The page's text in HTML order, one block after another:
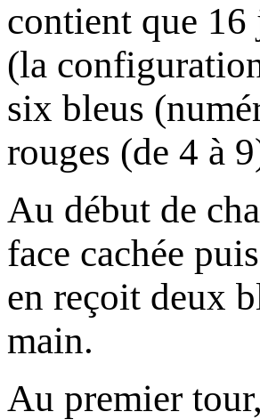
contient que 16
(la
six bleus
rouges (de 4 à
Au début de
face cachée
en reçoit deux
main.
Au premier